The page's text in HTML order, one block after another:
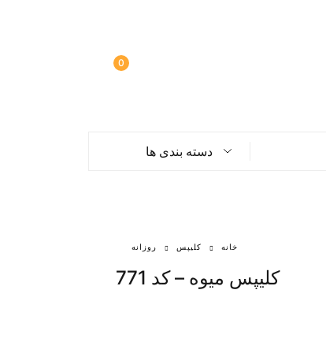
0
دسته بندی ها
خانه کلیپس روزانه
کلیپس میوه – کد 771